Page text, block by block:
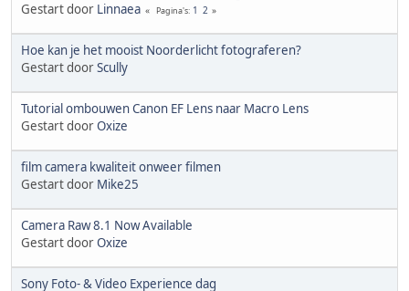
Gestart door Linnaea Pagina's 1 2
Hoe kan je het mooist Noorderlicht fotograferen?
Gestart doorScully
Tutorial ombouwen Canon EF Lens naar Macro Lens
Gestart doorOxize
film camera kwaliteit onweer filmen
Gestart door Mike25
Camera Raw 8.1 Now Available
Gestart doorOxize
Sony Foto- & Video Experience dag